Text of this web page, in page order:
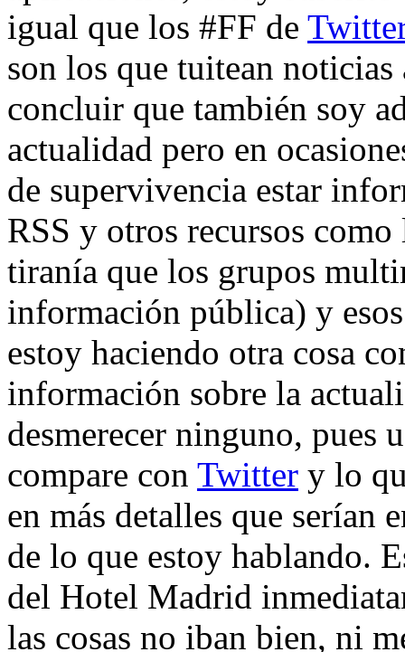
igual que los #FF de
son los que tuitean noticias
concluir que también soy
actualidad pero en
de supervivencia estar
RSS y otros recursos
tiranía que los grupos
información pública) y
estoy haciendo otra cosa
información sobre la
desmerecer ninguno, pues
compare con Twitter y lo
en más detalles que serían
de lo que estoy hablando.
del Hotel Madrid
las cosas no iban bien, ni